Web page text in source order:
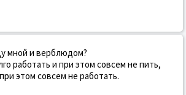
мной и веpблюдом?
pаботать и пpи этом совсем не пить,
этом совсем не pаботать.